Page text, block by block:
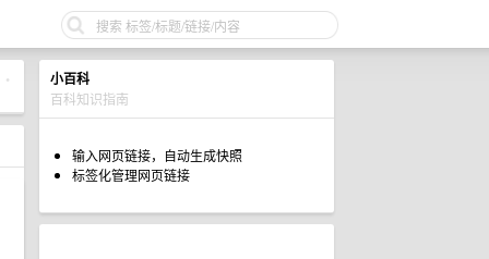
小百科
百科知识指南
输入网页链接，自动生成快照
标签化管理网页链接
•